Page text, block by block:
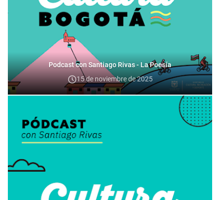
Podcast con Santiago Rivas - La Poesía
15 de noviembre de 2025